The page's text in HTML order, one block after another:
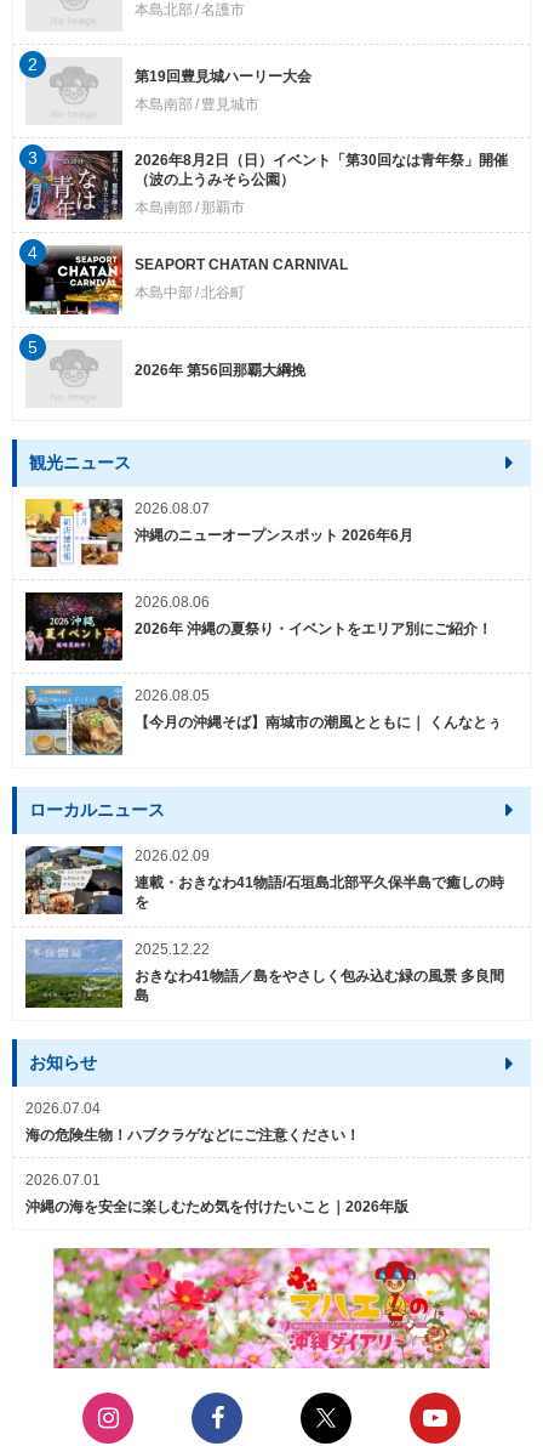
本島北部 名護市
第19回豊見城ハーリー大会
本島南部
豊見城市
2
2026年8月2日（日）イベント「第30回なは青年祭」開催
（波の上うみそら公園）
本島南部
那覇市
3
SEAPORT CHATAN CARNIVAL
本島中部 北谷町
4
2026年 第56回那覇大綱挽
5
観光ニュース
2026.08.07
沖縄のニューオープンスポット 2026年6月
2026.08.06
2026年 沖縄の夏祭り・イベントをエリア別にご紹介！
2026.08.05
【今月の沖縄そば】南城市の潮風とともに｜ くんなとぅ
ローカルニュース
2026.02.09
連載・おきなわ41物語/石垣島北部平久保半島で癒しの時
を
2025.12.22
おきなわ41物語／島をやさしく包み込む緑の風景 多良間
島
お知らせ
2026.07.04
海の危険生物！ハブクラゲなどにご注意ください！
2026.07.01
沖縄の海を安全に楽しむため気を付けたいこと｜2026年版